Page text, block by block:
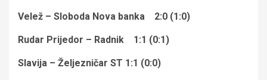
Velež – Sloboda Nova banka 2:0 (1:0)
Rudar Prijedor – Radnik 1:1 (0:1)
Slavija – Željezničar ST 1:1 (0:0)